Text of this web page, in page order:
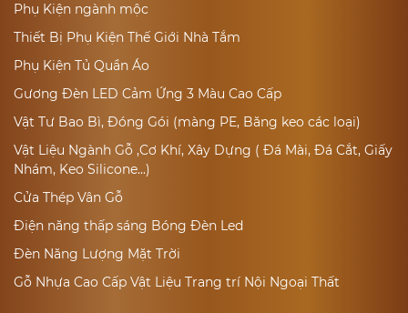
Phụ Kiện ngành mộc
Thiết Bị Phụ Kiện Thế Giới Nhà Tắm
Phụ Kiện Tủ Quần Áo
Gương Đèn LED Cảm Ứng 3 Màu Cao Cấp
Vật Tư Bao Bì, Đóng Gói (màng PE, Băng keo các loại)
Vật Liệu Ngành Gỗ ,Cơ Khí, Xây Dựng ( Đá Mài, Đá Cắt, Giấy
Nhám, Keo Silicone...)
Cửa Thép Vân Gỗ
Điện năng thấp sáng Bóng Đèn Led
Đèn Năng Lượng Mặt Trời
Gỗ Nhựa Cao Cấp Vật Liệu Trang trí Nội Ngoại Thất